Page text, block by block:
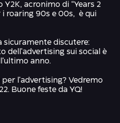
acronimo di “Years 2
i roaring 90s e 00s,
è qui
sicuramente discutere:
dell'advertising sui social è
anno.
l'advertising? Vedremo
Buone feste da YQ!